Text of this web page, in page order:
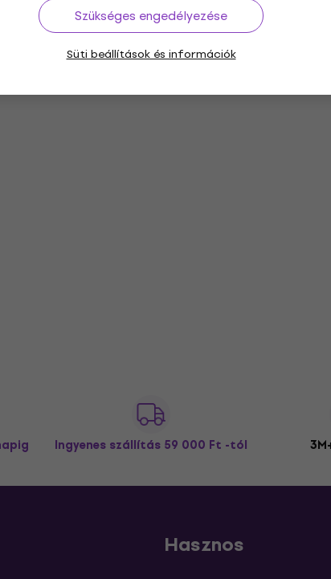
Szükséges engedélyezése
Süti beállítások és információk
Ingyenes szállítás 59 000 Ft -tól
Hasznos